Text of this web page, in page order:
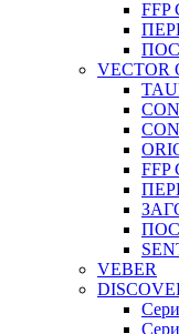
VECTOR
VEBER